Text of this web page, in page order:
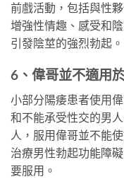
前戲活動，包括與性
增強性情趣、感受和
引發陰莖的強烈勃起。
6、偉哥並不適用
小部分陽痿患者使用
和不能承受性交的男
人，服用偉哥並不能
治療男性勃起功能障
要服用。